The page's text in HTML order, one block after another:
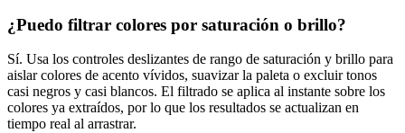
¿Puedo filtrar colores por saturación o brillo?
Sí. Usa los controles deslizantes de rango de saturación y brillo para
aislar colores de acento vívidos, suavizar la paleta o excluir tonos
casi negros y casi blancos. El filtrado se aplica al instante sobre los
colores ya extraídos, por lo que los resultados se actualizan en
tiempo real al arrastrar.